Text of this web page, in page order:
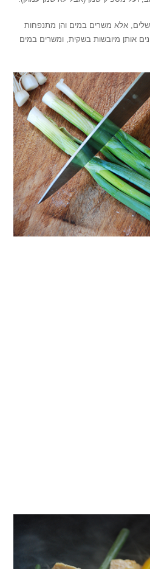
אלא משרים במים והן מתנפחות
אותן מיובשות בשקית, ומשרים במים